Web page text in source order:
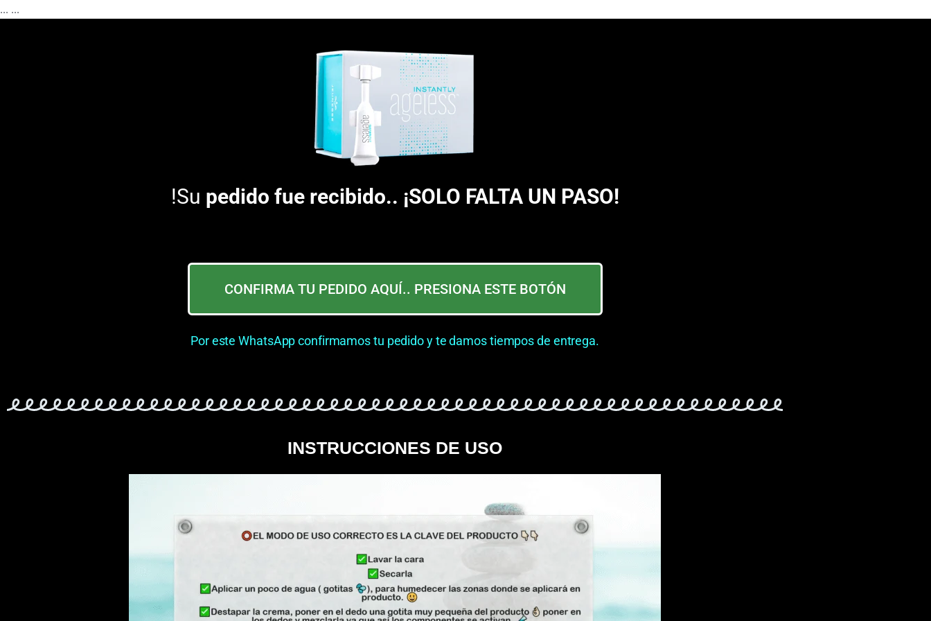
... ...
!Su pedido fue recibido.. ¡SOLO FALTA UN PASO!
CONFIRMA TU PEDIDO AQUÍ.. PRESIONA ESTE BOTÓN
Por este WhatsApp confirmamos tu pedido y te damos tiempos de entrega.
INSTRUCCIONES DE USO